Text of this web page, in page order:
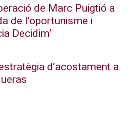
de Marc Puigtió a
de l’oportunisme i
Decidim’
d’acostament a